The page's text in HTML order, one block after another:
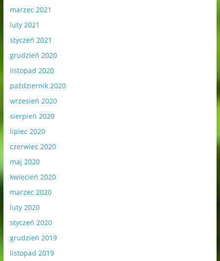
marzec 2021
luty 2021
styczeń 2021
grudzień 2020
listopad 2020
październik 2020
wrzesień 2020
sierpień 2020
lipiec 2020
czerwiec 2020
maj 2020
kwiecień 2020
marzec 2020
luty 2020
styczeń 2020
grudzień 2019
listopad 2019